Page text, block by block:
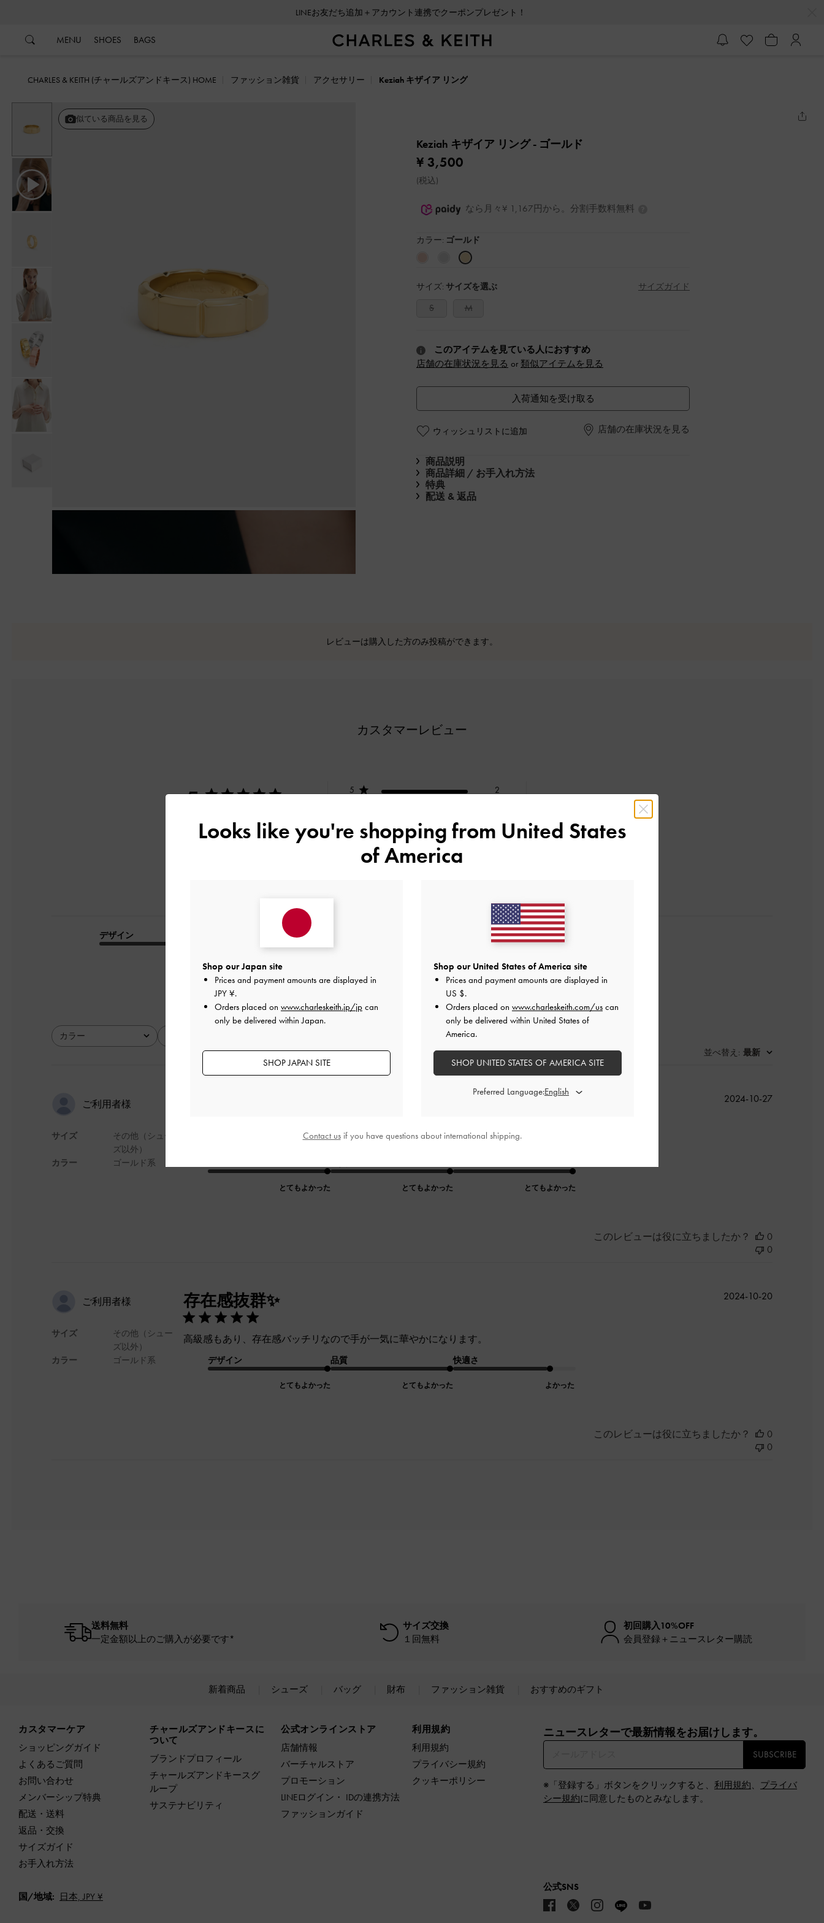
LINEお友だち追加＋アカウント連携でクーポンプレゼント！
MENU SHOES BAGS
CHARLES & KEITH (チャールズアンドキース) HOME ファッション雑貨 アクセサリー Keziah キザイア リング
似ている商品を見る
Keziah キザイア リング- ゴールド
¥ 3,500
(税込)
なら月々¥ 1,167円から。分割手数料無料
カラー: ゴールド
サイズ: サイズを選ぶ サイズガイド
S M
このアイテムを見ている人におすすめ
店舗の在庫状況を見る or 類似アイテムを見る
入荷通知を受け取る
ウィッシュリストに追加 店舗の在庫状況を見る
商品説明
商品詳細 / お手入れ方法
特典
配送 & 返品
レビューは購入した方のみ投稿ができます。
カスタマーレビュー
5 5
2
2
0
レビューを書く
デザイン
カラー
全て
並べ替え : 最新
ご利用者様
サイズ
カラー
その他（シュー
ズ以外）
ゴールド系
とてもよかった とてもよかった とてもよかった
公
2024-10-27
このレビューは役に立ちましたか？
0
0
ご利用者様
サイズ
カラー
その他（シュー
ズ以外）
ゴールド系
存在感抜群✨
高級感もあり、存在感バッチリなので手が一気に華やかになります。
デザイン
とてもよかった
品質
とてもよかった
快適さ
よかった
公
2024-10-20
このレビューは役に立ちましたか？
0
0
送料無料
一定金額以上のご購入が必要です*
サイズ交換
１回無料
初回購入10%OFF
会員登録＋ニュースレター購読
新着商品 シューズ バッグ 財布 ファッション雑貨 おすすめのギフト
カスタマーケア
ショッピングガイド
よくあるご質問
お問い合わせ
メンバーシップ特典
配送・送料
返品・交換
サイズガイド
お手入れ方法
チャールズアンドキースに
ついて
ブランドプロフィール
チャールズアンドキースグ
ループ
サステナビリティ
公式オンラインストア
店舗情報
バーチャルストア
プロモーション
LINEログイン・ IDの連携方法
ファッションガイド
利用規約
利用規約
プライバシー規約
クッキーポリシー
ニュースレターで最新情報をお届けします。​
SUBSCRIBE
※「登録する」ボタンをクリックすると、 利用規約、 プライバ
シー規約に同意したものとみなします。
国/地域: 日本, JPY ¥
公式SNS
Looks like you're shopping from United States
of America
Shop our Japan site
Prices and payment amounts are displayed in
JPY ¥.
Orders placed on www.charleskeith.jp/jp can
only be delivered within Japan.
SHOP JAPAN SITE
Shop our United States of America site
Prices and payment amounts are displayed in
US $.
Orders placed on www.charleskeith.com/us can
only be delivered within United States of
America.
SHOP UNITED STATES OF AMERICA SITE
Preferred Language:
Contact usif you have questions about international shipping.